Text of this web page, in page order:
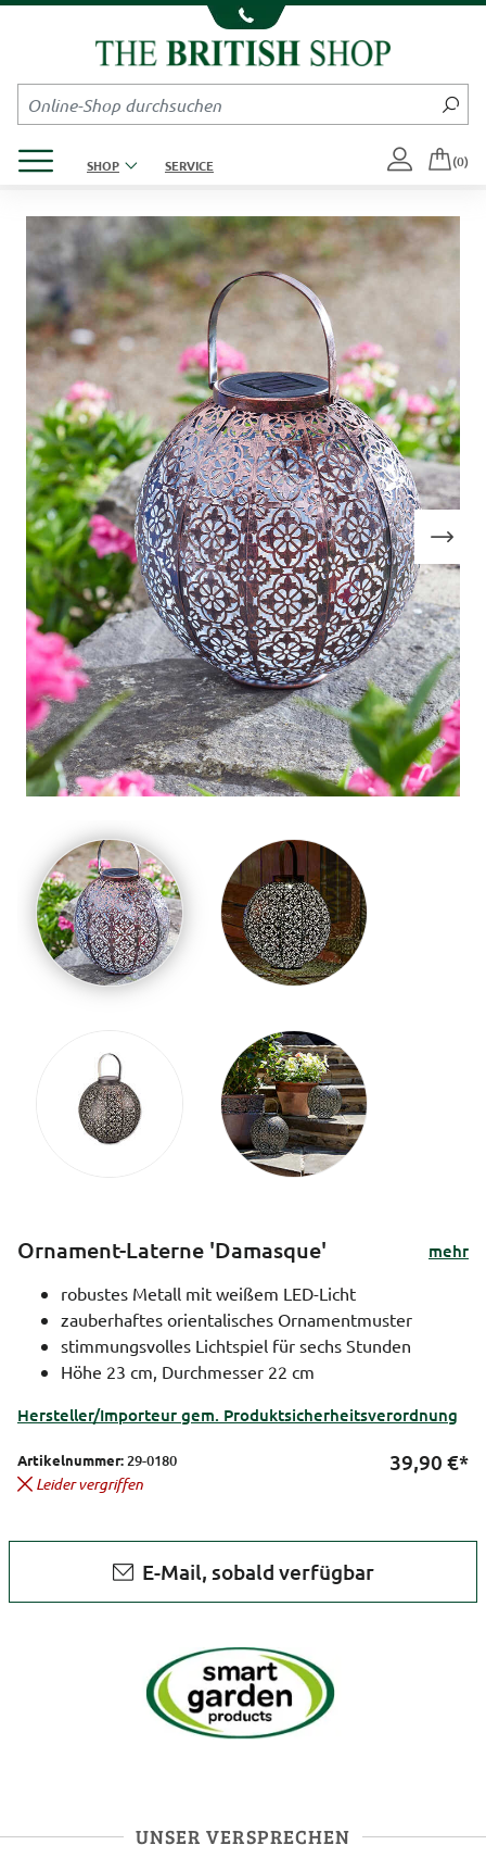
Kompletten Head der Seite überspringen
SHOP SERVICE (0)
Ornament-Laterne 'Damasque'
mehr
robustes Metall mit weißem LED-Licht
zauberhaftes orientalisches Ornamentmuster
stimmungsvolles Lichtspiel für sechs Stunden
Höhe 23 cm, Durchmesser 22 cm
Hersteller/Importeur gem. Produktsicherheitsverordnung
Artikelnummer: 29-0180
Leider vergriffen
39,90 €*
E-Mail, sobald verfügbar
UNSER VERSPRECHEN